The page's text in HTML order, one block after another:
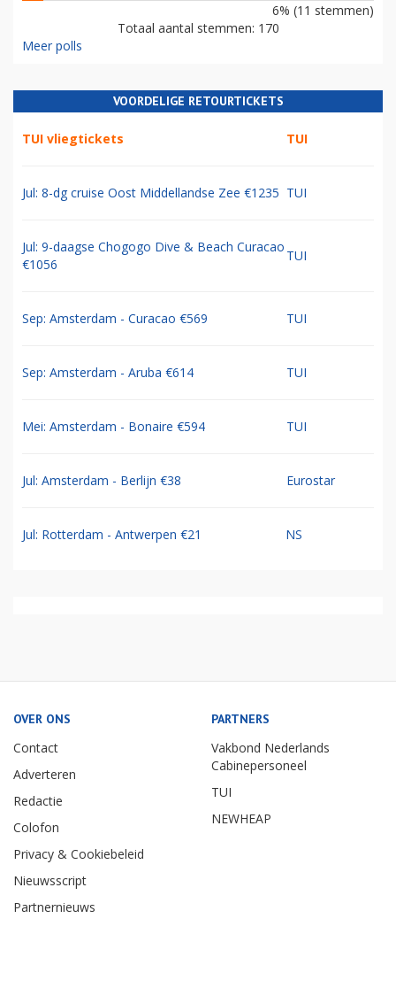
6% (11 stemmen)
Totaal aantal stemmen: 170
Meer polls
VOORDELIGE RETOURTICKETS
TUI vliegtickets TUI
Jul: 8-dg cruise Oost Middellandse Zee €1235 TUI
Jul: 9-daagse Chogogo Dive & Beach Curacao
€1056
TUI
Sep: Amsterdam - Curacao €569 TUI
Sep: Amsterdam - Aruba €614 TUI
Mei: Amsterdam - Bonaire €594 TUI
Jul: Amsterdam - Berlijn €38 Eurostar
Jul: Rotterdam - Antwerpen €21 NS
OVER ONS
Contact
Adverteren
Redactie
Colofon
Privacy & Cookiebeleid
Nieuwsscript
Partnernieuws
PARTNERS
Vakbond Nederlands
Cabinepersoneel
TUI
NEWHEAP